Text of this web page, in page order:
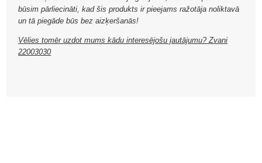
būsim pārliecināti, kad šis produkts ir pieejams ražotāja noliktavā
un tā piegāde būs bez aizķeršanās!
Vēlies tomēr uzdot mums kādu interesējošu jautājumu? Zvani
22003030